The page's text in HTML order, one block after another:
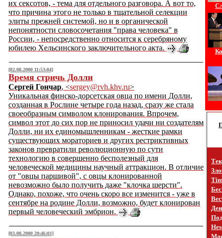
их сексотов, - тема для отдельного разговора. А вот то,
что причина этого не только в тщательной селекции
элиты прежней системой, но и в органической
непонятности словосочетания "права человека" в
России, - непосредственно относится к серебряному
юбилею Хельсинского заключительного акта.
[02.08.2000 11:53:04]
Время стричь Долли
Сергей Гончар, <sergey@rvh.khv.ru>
Уникальная финско-дорсетская овца по имени Долли,
созданная в Рослине четыре года назад, сразу же стала
своеобразным символом клонирования. Впрочем,
символ этот до сих пор не приносил удачи ни создателям
Долли, ни их единомышленникам - жесткие рамки
существующих мораториев и других рестриктивных
законов превратили революционную по сути
технологию в совершенно бесполезный для
человеческой медицины научный аттракцион. В отличие
от "овцы паршивой", с овцы клонированной
невозможно было получить даже "клочка шерсти".
Однако, похоже, что очень скоро все изменится - уже в
сентябре на родине Долли, возможно, будет клонирован
первый человеческий эмбрион.
[03.08.2000 20:46:01]